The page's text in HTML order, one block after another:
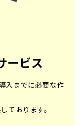
ービス
入までに必要な作
ております。